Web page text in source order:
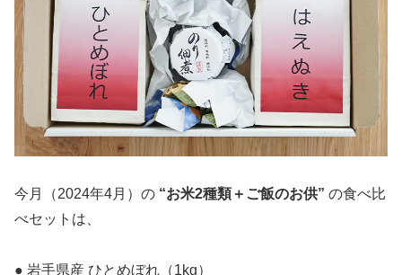
今月（2024年4月）の “お米2種類＋ご飯のお供” の食べ比
べセットは、
● 岩手県産 ひとめぼれ（1kg）